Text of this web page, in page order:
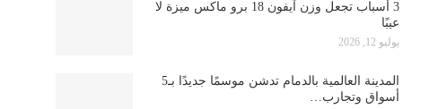
3 أسباب تجعل وزن آيفون 18 برو ماكس ميزة لا
عيبًا
يوليو 12, 2026
المدينة العالمية بالدمام تدشن موسمًا جديدًا بـ5
أسواق وتجارب…